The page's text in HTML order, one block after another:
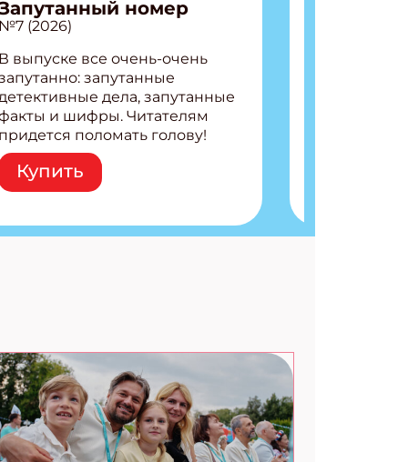
номер
№7 (2026)
В выпуске все очень-очень
запутанные
дела, запутанные
и шифры. Читателям
придется поломать голову!
Внутри: Шифры и
расшифровки Плетем
запутанные поделки
коды 3 комикса
Купить